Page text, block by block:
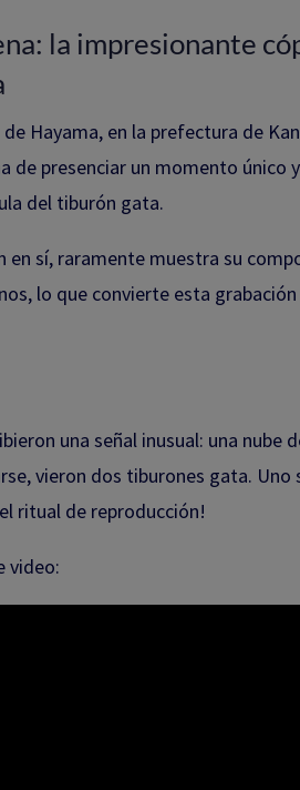
la impresionante
Hayama, en la prefectura de
de presenciar un momento único
del tiburón gata.
en sí, raramente muestra su
lo que convierte esta
una señal inusual: una nube
vieron dos tiburones gata. Uno
ritual de reproducción!
video: